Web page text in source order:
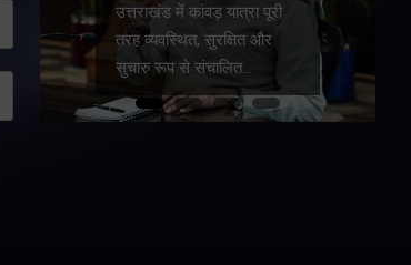
योजना के लिए कुल 1967 करोड़
की वित्तीय स्वीकृति प्रदान की है।
…